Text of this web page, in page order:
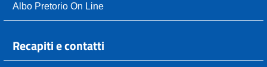
Albo Pretorio On Line
Recapiti e contatti